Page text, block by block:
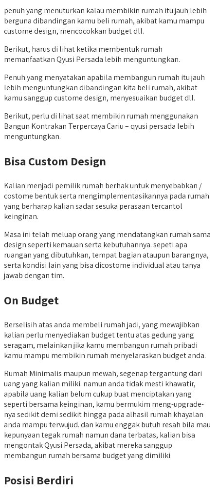
penuh yang menuturkan kalau membikin rumah itu jauh lebih
berguna dibandingan kamu beli rumah, akibat kamu mampu
custome design, mencocokkan budget dll.
Berikut, harus di lihat ketika membentuk rumah
memanfaatkan Qyusi Persada lebih menguntungkan.
Penuh yang menyatakan apabila membangun rumah itu jauh
lebih menguntungkan dibandingan kita beli rumah, akibat
kamu sanggup custome design, menyesuaikan budget dll.
Berikut, perlu di lihat saat membikin rumah menggunakan
Bangun Kontrakan Terpercaya Cariu – qyusi persada lebih
menguntungkan.
Bisa Custom Design
Kalian menjadi pemilik rumah berhak untuk menyebabkan /
costome bentuk serta mengimplementasikannya pada rumah
yang berharap kalian sadar sesuka perasaan tercantol
keinginan.
Masa ini telah meluap orang yang mendatangkan rumah sama
design seperti kemauan serta kebutuhannya. sepeti apa
ruangan yang dibutuhkan, tempat bagian ataupun barangnya,
serta kondisi lain yang bisa dicostome individual atau tanya
jawab dengan tim.
On Budget
Berselisih atas anda membeli rumah jadi, yang mewajibkan
kalian perlu menyediakan budget tentu atas gedung yang
seragam, melainkan jika kamu membangun rumah pribadi
kamu mampu membikin rumah menyelaraskan budget anda.
Rumah Minimalis maupun mewah, segenap tergantung dari
uang yang kalian miliki. namun anda tidak mesti khawatir,
apabila uang kalian belum cukup buat menciptakan yang
seperti bersama keinginan, kamu bermukim meng-upgrade-
nya sedikit demi sedikit hingga pada alhasil rumah khayalan
anda mampu terwujud. dan kamu enggak butuh resah bila mau
kepunyaan tegak rumah namun dana terbatas, kalian bisa
mengontak Qyusi Persada, akibat mereka sanggup
membangun rumah bersama budget yang dimiliki
Posisi Berdiri